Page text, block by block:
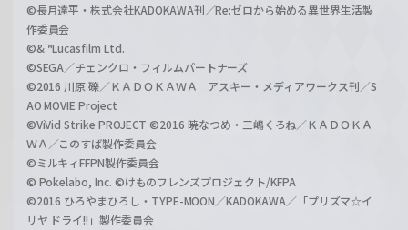
©長月達平・株式会社KADOKAWA刊／Re:ゼロから始める異世界生活製
作委員会
©&™Lucasfilm Ltd.
©SEGA／チェンクロ・フィルムパートナーズ
©2016 川原 礫／ＫＡＤＯＫＡＷＡ アスキー・メディアワークス刊／S
AO MOVIE Project
©ViVid Strike PROJECT ©2016 暁なつめ・三嶋くろね／ＫＡＤＯＫＡ
ＷＡ／このすば製作委員会
©ミルキィFFPN製作委員会
© Pokelabo, Inc. ©けものフレンズプロジェクト/KFPA
©2016 ひろやまひろし・TYPE-MOON／KADOKAWA／「プリズマ☆イ
リヤ ドライ!!」製作委員会